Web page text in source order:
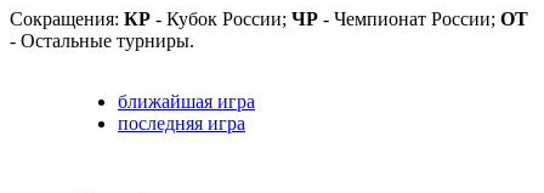
Сокращения: КР - Кубок России; ЧР - Чемпионат России; ОТ
- Остальные турниры.
ближайшая игра
последняя игра